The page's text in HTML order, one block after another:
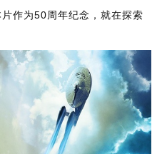
作为50周年纪念，就在探索